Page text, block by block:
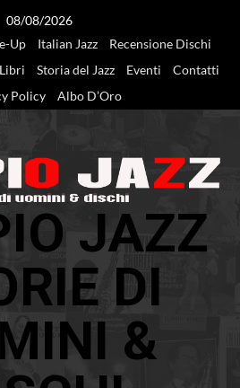
08/08/2026
Up Italian Jazz
Recensione Dischi
Storia del Jazz Eventi
Contatti
Policy
Albo D’Oro
JAZZ
DI
&